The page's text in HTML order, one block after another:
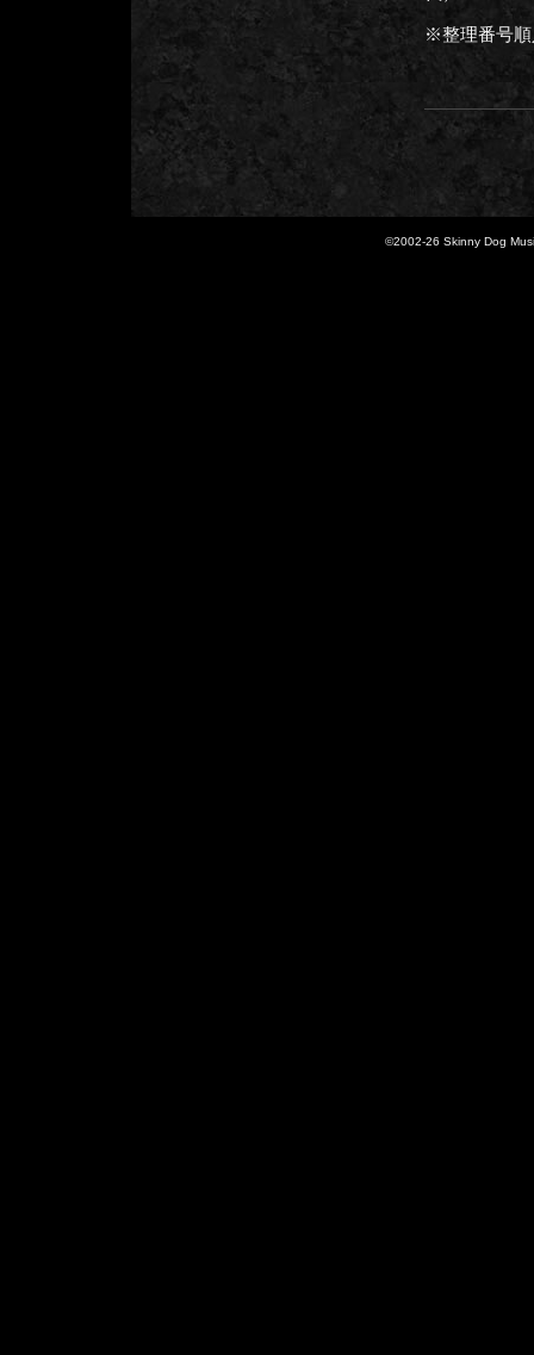
※整理番号順
©2002-26 Skinny Dog